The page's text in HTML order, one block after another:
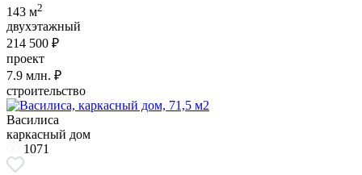
143 м2
двухэтажный
214 500 ₽
проект
7.9 млн. ₽
строительство
Василиса
каркасный дом
1071